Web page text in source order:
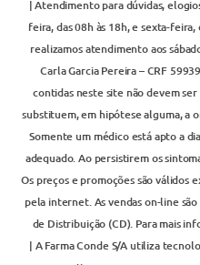
| Atendimento para dúvidas,
feira, das 08h às 18h, e sexta-
realizamos atendimento aos
Carla Garcia Pereira – CRF
contidas neste site não devem
substituem, em hipótese alguma, a
Somente um médico está apto a
adequado. Ao persistirem os
Os preços e promoções são válidos
pela internet. As vendas on-line
de Distribuição (CD). Para mais
| A Farma Conde S/A utiliza